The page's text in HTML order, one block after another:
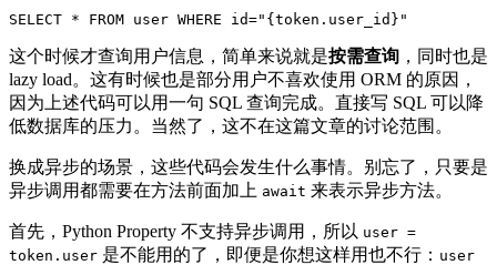
这个时候才查询用户信息，简单来说就是按需查询 ，同时也是
lazy load。这有时候也是部分用户不喜欢使用 ORM 的原因，
因为上述代码可以用一句 SQL 查询完成。直接写 SQL 可以降
低数据库的压力。当然了，这不在这篇文章的讨论范围。
换成异步的场景，这些代码会发生什么事情。别忘了，只要是
异步调用都需要在方法前面加上 await 来表示异步方法。
首先，Python Property 不支持异步调用，所以 user =
token.user 是不能用的了，即便是你想这样用也不行： user